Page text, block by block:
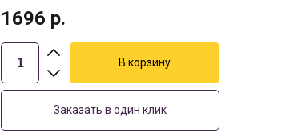
1696 р.
Заказать в один клик